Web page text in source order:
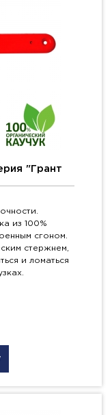
"Грант
из 100%
сгоном.
стержнем,
и ломаться